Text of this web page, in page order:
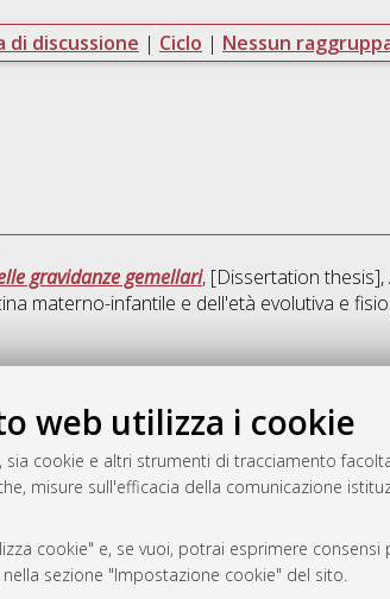
web utilizza i cookie
cookie e altri strumenti di tracciamento
misure sull'efficacia della comunicazione
cookie" e, se vuoi, potrai esprimere
sezione "Impostazione cookie" del sito.
di discussione | Ciclo | Nessun
gravidanze gemellari, [Dissertation
materno-infantile e dell'età evolutiva e